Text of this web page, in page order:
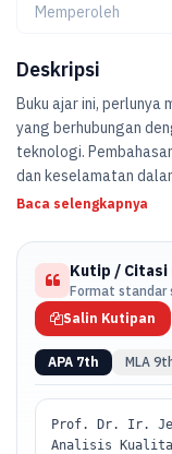
Memperoleh
Deskripsi
Buku ajar ini, perlunya
yang berhubungan
teknologi.
dan keselamatan
pengetahuan tentang
setiap topik tersebut.
Baca selengkapnya
Kutip / Citasi
Format standar
Salin Kutipan
APA 7th MLA
Prof. Dr. Ir.
Analisis